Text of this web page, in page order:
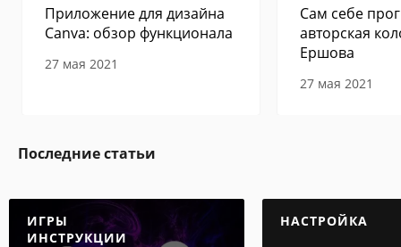
Приложение для дизайна
Canva: обзор функционала
27 мая 2021
Сам себе
авторская
Ершова
27 мая 2021
Последние статьи
ИГРЫ
ИНСТРУКЦИИ
НАСТРОЙКА